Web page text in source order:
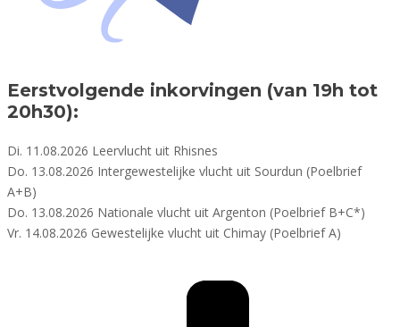
Eerstvolgende inkorvingen (van 19h tot
20h30):
Di. 11.08.2026 Leervlucht uit Rhisnes
Do. 13.08.2026 Intergewestelijke vlucht uit Sourdun (Poelbrief
A+B)
Do. 13.08.2026 Nationale vlucht uit Argenton (Poelbrief B+C*)
Vr. 14.08.2026 Gewestelijke vlucht uit Chimay (Poelbrief A)